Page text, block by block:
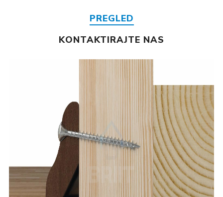
PREGLED
KONTAKTIRAJTE NAS